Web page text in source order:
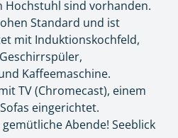
Hochstuhl sind vorhanden.
Standard und ist
mit Induktionskochfeld,
Kaffeemaschine.
TV (Chromecast), einem
eingerichtet.
Abende! Seeblick